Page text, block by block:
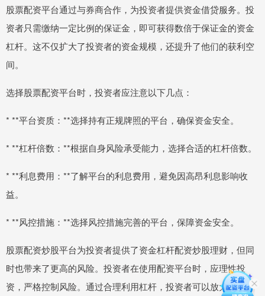
股票配资平台通过与券商合作，为投资者提供资金借贷服务。投
资者只需缴纳一定比例的保证金，即可获得数倍于保证金的资金
杠杆。这不仅扩大了投资者的资金规模，还提升了他们的获利空
间。
选择股票配资平台时，投资者应注意以下几点：
* **平台资质：**选择持有正规牌照的平台，确保资金安全。
* **杠杆倍数：**根据自身风险承受能力，选择合适的杠杆倍数。
* **利息费用：**了解平台的利息费用，避免因高昂利息影响收
益。
* **风控措施：**选择风控措施完善的平台，保障资金安全。
股票配资炒股平台为投资者提供了资金杠杆配资炒股理财，但同
时也带来了更高的风险。投资者在使用配资平台时，应理性投
资，严格控制风险。通过合理利用杠杆，投资者可以放大收益，